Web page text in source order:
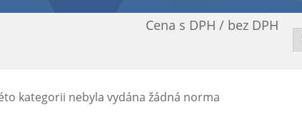
Cena s DPH / bez DPH
kategorii nebyla vydána žádná norma